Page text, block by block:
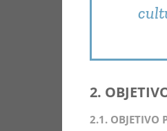
2.
2.1. OBJETIVO